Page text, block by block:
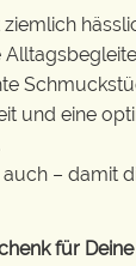
und eine
– damit
für